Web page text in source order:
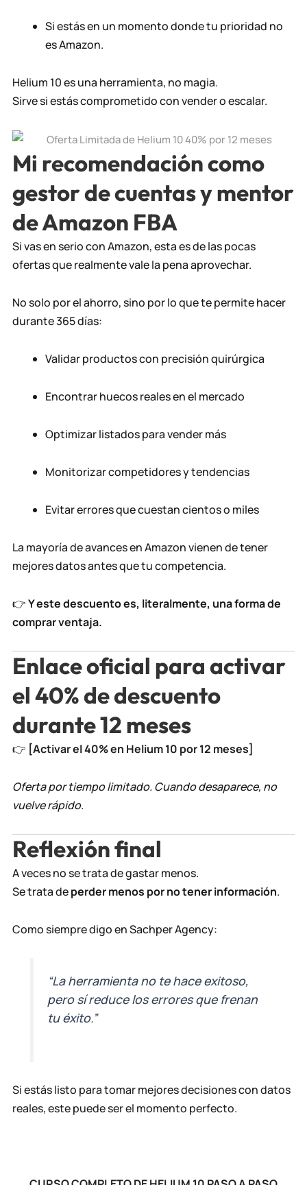
Si estás en un momento donde tu prioridad no
es Amazon.
Helium 10 es una herramienta, no magia.
Sirve si estás comprometido con vender o escalar.
Mi recomendación como
gestor de cuentas y mentor
de Amazon FBA
Si vas en serio con Amazon, esta es de las pocas
ofertas que realmente vale la pena aprovechar.
No solo por el ahorro, sino por lo que te permite hacer
durante 365 días:
Validar productos con precisión quirúrgica
Encontrar huecos reales en el mercado
Optimizar listados para vender más
Monitorizar competidores y tendencias
Evitar errores que cuestan cientos o miles
La mayoría de avances en Amazon vienen de tener
mejores datos antes que tu competencia.
👉Y este descuento es, literalmente, una forma de
comprar ventaja.
Enlace oficial para activar
el 40% de descuento
durante 12 meses
👉 [Activar el 40% en Helium 10 por 12 meses]
Oferta por tiempo limitado. Cuando desaparece, no
vuelve rápido.
Reflexión final
A veces no se trata de gastar menos.
Se trata deperder menos por no tener información.
Como siempre digo en Sachper Agency:
“La herramienta no te hace exitoso,
pero sí reduce los errores que frenan
tu éxito.”
Si estás listo para tomar mejores decisiones con datos
reales, este puede ser el momento perfecto.